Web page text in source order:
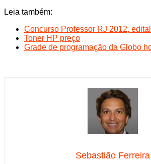
Leia também:
Concurso Professor RJ 2012,
Toner HP preço
Grade de programação da Globo
Sebastião Ferreira